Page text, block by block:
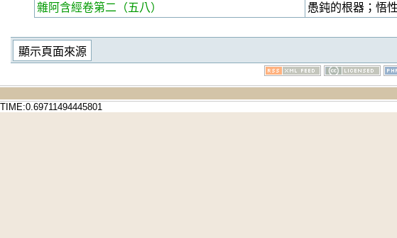
雜阿含經卷第二 （五八） 愚鈍的根器；悟
TIME:0.69711494445801